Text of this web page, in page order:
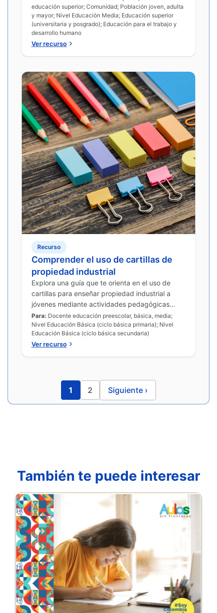
educación superior; Comunidad; Población joven, adulta
y mayor; Nivel Educación Media; Educación superior
(universitaria y posgrado); Educación para el trabajo y
desarrollo humano
Ver recurso
Recurso
Comprender el uso de cartillas de
propiedad industrial
Explora una guía que te orienta en el uso de
cartillas para enseñar propiedad industrial a
jóvenes mediante actividades pedagógicas
contextualizadas.
Para: Docente educación preescolar, básica, media;
Nivel Educación Básica (ciclo básica primaria); Nivel
Educación Básica (ciclo básica secundaria)
Ver recurso
1 2 Siguiente ›
También te puede interesar